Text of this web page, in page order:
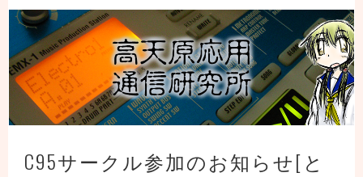
中…
C95サークル参加のお知らせ[と